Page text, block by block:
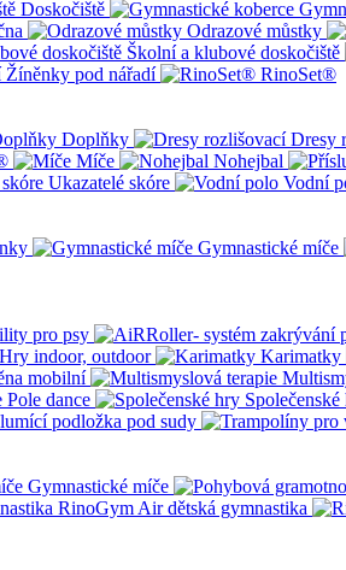
Doskočiště
Odrazové můstky
Školní a klubové doskočiště
Žíněnky pod nářadí
RinoSet®
Doplňky Dresy
Míče Nohejbal
Ukazatelé skóre Vodní
Gymnastické míče
pro psy
Hry indoor, outdoor Karimatky
mobilní
Pole dance Společenské
podložka pod sudy
Gymnastické míče
RinoGym Air dětská gymnastika